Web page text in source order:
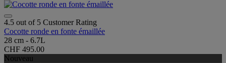
4.5 out of 5 Customer Rating
Cocotte ronde en fonte émaillée
28 cm - 6.7L
CHF 495.00
Nouveau